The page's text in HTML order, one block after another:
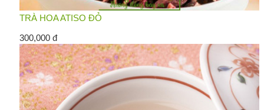
TRÀ HOA ATISO ĐỎ
300,000 đ